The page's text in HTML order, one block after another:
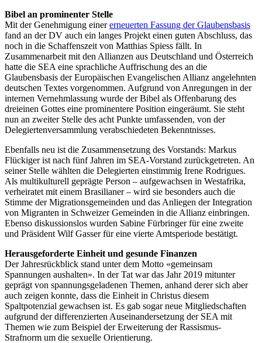
Bibel an prominenter Stelle
Mit der Genehmigung einererneuerten Fassung der Glaubensbasis
fand an der DV auch ein langes Projekt einen guten Abschluss, das
noch in die Schaffenszeit von Matthias Spiess fällt. In
Zusammenarbeit mit den Allianzen aus Deutschland und Österreich
hatte die SEA eine sprachliche Auffrischung des an die
Glaubensbasis der Europäischen Evangelischen Allianz angelehnten
deutschen Textes vorgenommen. Aufgrund von Anregungen in der
internen Vernehmlassung wurde der Bibel als Offenbarung des
dreieinen Gottes eine prominentere Position eingeräumt. Sie steht
nun an zweiter Stelle des acht Punkte umfassenden, von der
Delegiertenversammlung verabschiedeten Bekenntnisses.
Ebenfalls neu ist die Zusammensetzung des Vorstands: Markus
Flückiger ist nach fünf Jahren im SEA-Vorstand zurückgetreten. An
seiner Stelle wählten die Delegierten einstimmig Irene Rodrigues.
Als multikulturell geprägte Person – aufgewachsen in Westafrika,
verheiratet mit einem Brasilianer – wird sie besonders auch die
Stimme der Migrationsgemeinden und das Anliegen der Integration
von Migranten in Schweizer Gemeinden in die Allianz einbringen.
Ebenso diskussionslos wurden Sabine Fürbringer für eine zweite
und Präsident Wilf Gasser für eine vierte Amtsperiode bestätigt.
Herausgeforderte Einheit und gesunde Finanzen
Der Jahresrückblick stand unter dem Motto «gemeinsam
Spannungen aushalten». In der Tat war das Jahr 2019 mitunter
geprägt von spannungsgeladenen Themen, anhand derer sich aber
auch zeigen konnte, dass die Einheit in Christus diesem
Spaltpotenzial gewachsen ist. Es gab sogar neue Mitgliedschaften
aufgrund der differenzierten Auseinandersetzung der SEA mit
Themen wie zum Beispiel der Erweiterung der Rassismus-
Strafnorm um die sexuelle Orientierung.